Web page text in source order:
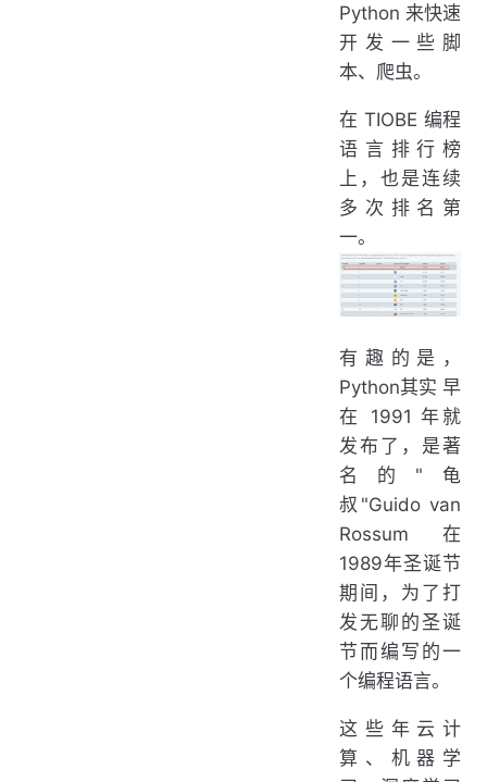
Python 来快速
开发一些脚
本、爬虫。
在 TIOBE 编程
语言排行榜
上，也是连续
多次排名第
一。
有趣的是，
Python其实 早
在 1991 年就
发布了，是著
名的"龟
叔"Guido van
Rossum在
1989年圣诞节
期间，为了打
发无聊的圣诞
节而编写的一
个编程语言。
这些年云计
算、机器学